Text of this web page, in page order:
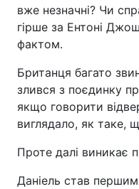
вже незначні? Чи
гірше за Ентоні
фактом.
Британця багато
злився з поєдинку
якщо говорити
виглядало, як таке,
Проте далі виникає
Даніель став